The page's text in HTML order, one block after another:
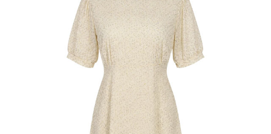
페이코 ID로
PAYCO 바로